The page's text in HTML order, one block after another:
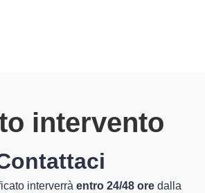
intervento
interverrà entro 24/48 ore dalla